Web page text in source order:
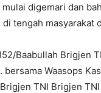
digemari dan
tengah masyarakat
Baabullah Brigjen
bersama Waasops
TNI Brigjen